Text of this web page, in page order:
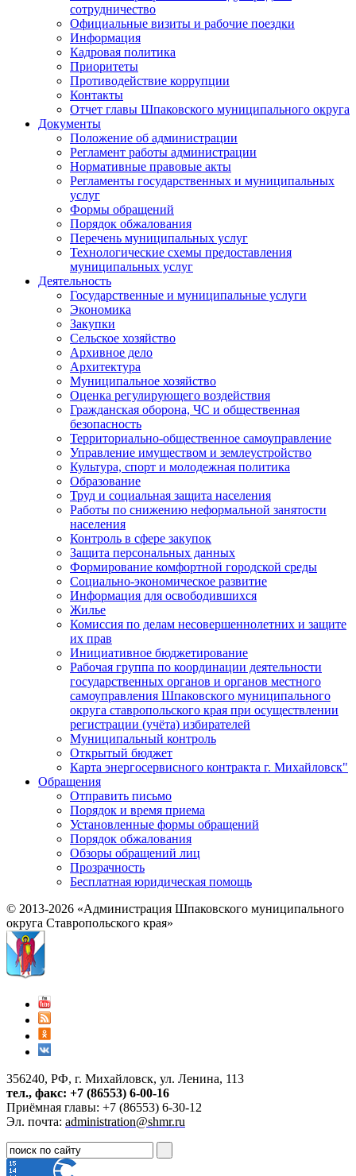
сотрудничество
Официальные визиты и рабочие поездки
Информация
Кадровая политика
Приоритеты
Противодействие коррупции
Контакты
Отчет главы Шпаковского муниципального округа
Документы
Положение об администрации
Регламент работы администрации
Нормативные правовые акты
Регламенты государственных и муниципальных
услуг
Формы обращений
Порядок обжалования
Перечень муниципальных услуг
Технологические схемы предоставления
муниципальных услуг
Деятельность
Государственные и муниципальные услуги
Экономика
Закупки
Сельское хозяйство
Архивное дело
Архитектура
Муниципальное хозяйство
Оценка регулирующего воздействия
Гражданская оборона, ЧС и общественная
безопасность
Территориально-общественное самоуправление
Управление имуществом и землеустройство
Культура, спорт и молодежная политика
Образование
Труд и социальная защита населения
Работы по снижению неформальной занятости
населения
Контроль в сфере закупок
Защита персональных данных
Формирование комфортной городской среды
Социально-экономическое развитие
Информация для освободившихся
Жилье
Комиссия по делам несовершеннолетних и защите
их прав
Инициативное бюджетирование
Рабочая группа по координации деятельности
государственных органов и органов местного
самоуправления Шпаковского муниципального
округа ставропольского края при осуществлении
регистрации (учёта) избирателей
Муниципальный контроль
Открытый бюджет
Карта энергосервисного контракта г. Михайловск"
Обращения
Отправить письмо
Порядок и время приема
Установленные формы обращений
Порядок обжалования
Обзоры обращений лиц
Прозрачность
Бесплатная юридическая помощь
© 2013-2026 «Администрация Шпаковского муниципального
округа Ставропольского края»
356240, РФ, г. Михайловск, ул. Ленина, 113
тел., факс: +7 (86553) 6-00-16
Приёмная главы: +7 (86553) 6-30-12
Эл. почта: administration@shmr.ru